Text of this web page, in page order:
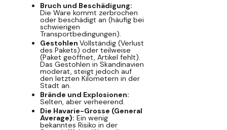
Bruch und Beschädigung:
Die Ware kommt zerbrochen
oder beschädigt an (häufig bei
schwierigen
Transportbedingungen).
Gestohlen Vollständig (Verlust
des Pakets) oder teilweise
(Paket geöffnet, Artikel fehlt).
Das Gestohlen in Skandinavien
moderat, steigt jedoch auf
den letzten Kilometern in der
Stadt an.
Brände und Explosionen:
Selten, aber verheerend.
Die Havarie-Grosse (General
Average): Ein wenig
bekanntes Risiko in der